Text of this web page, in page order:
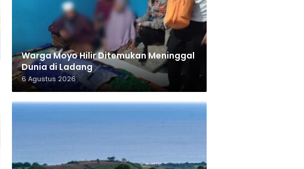
Warga Moyo Hilir Ditemukan Meninggal
Dunia di Ladang
6 Agustus 2026